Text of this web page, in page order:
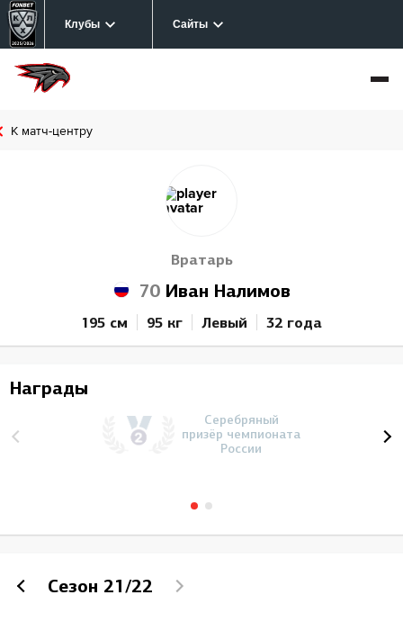
Клубы Сайты
К матч-центру
Вратарь
70Иван Налимов
195 см 95 кг Левый 32 года
Награды
Серебряный
призёр чемпионата
России
Сезон 21/22